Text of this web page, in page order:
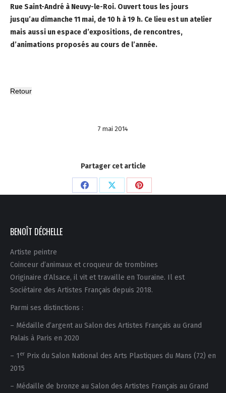
Rue Saint-André à Neuvy-le-Roi. Ouvert tous les jours
jusqu’au dimanche 11 mai, de 10 h à 19 h. Ce lieu est un atelier
mais aussi un espace d’expositions, de rencontres,
d’animations proposés au cours de l’année.
7 mai 2014
Partager cet article
PartagerPartagerPartager
BENOÎT DÉCHELLE
Artiste peintre
Coinceur d’animaux et croqueur de trombines
Originaire d’Alsace, il vit et travaille en Touraine. Il est
Sociétaire des Artistes Français depuis 2018.
Parmi ses distinctions :
– Médaille d’argent au Salon des Artistes Français au Grand
Palais à Paris en 2020
– 1 er Prix du Salon National des Arts Plastiques du Mans (72) en
2015
– Médaille de bronze au Salon des Artistes Français au Grand